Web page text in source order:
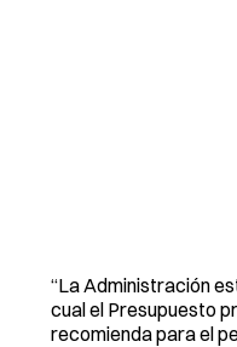
“La Administración
cual el Presupuesto
recomienda para el